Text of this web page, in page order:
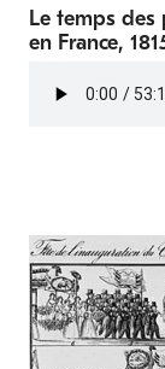
Le temps
en France,